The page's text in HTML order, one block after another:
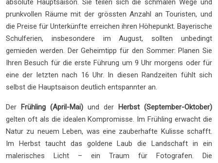
absolute Hauptsaison. Sie teilen sich die schmalen Wege und
prunkvollen Räume mit der grössten Anzahl an Touristen, und
die Preise für Unterkünfte erreichen ihren Höhepunkt. Bayerische
Schulferien, insbesondere im August, sollten unbedingt
gemieden werden. Der Geheimtipp für den Sommer: Planen Sie
Ihren Besuch für die erste Führung um 9 Uhr morgens oder für
eine der letzten nach 16 Uhr. In diesen Randzeiten fühlt sich
selbst die Hauptsaison deutlich entspannter an.
Der Frühling (April-Mai) und der Herbst (September-Oktober)
gelten oft als die idealen Kompromisse. Im Frühling erwacht die
Natur zu neuem Leben, was eine zauberhafte Kulisse schafft.
Im Herbst taucht das goldene Laub die Landschaft in ein
malerisches Licht – ein Traum für Fotografen. Die